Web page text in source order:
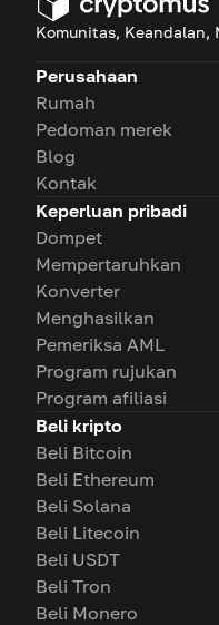
Komunitas, Keandalan,
Perusahaan
Rumah
Pedoman merek
Blog
Kontak
Keperluan pribadi
Dompet
Mempertaruhkan
Konverter
Menghasilkan
Pemeriksa AML
Program rujukan
Program afiliasi
Beli kripto
Beli Bitcoin
Beli Ethereum
Beli Solana
Beli Litecoin
Beli USDT
Beli Tron
Beli Monero